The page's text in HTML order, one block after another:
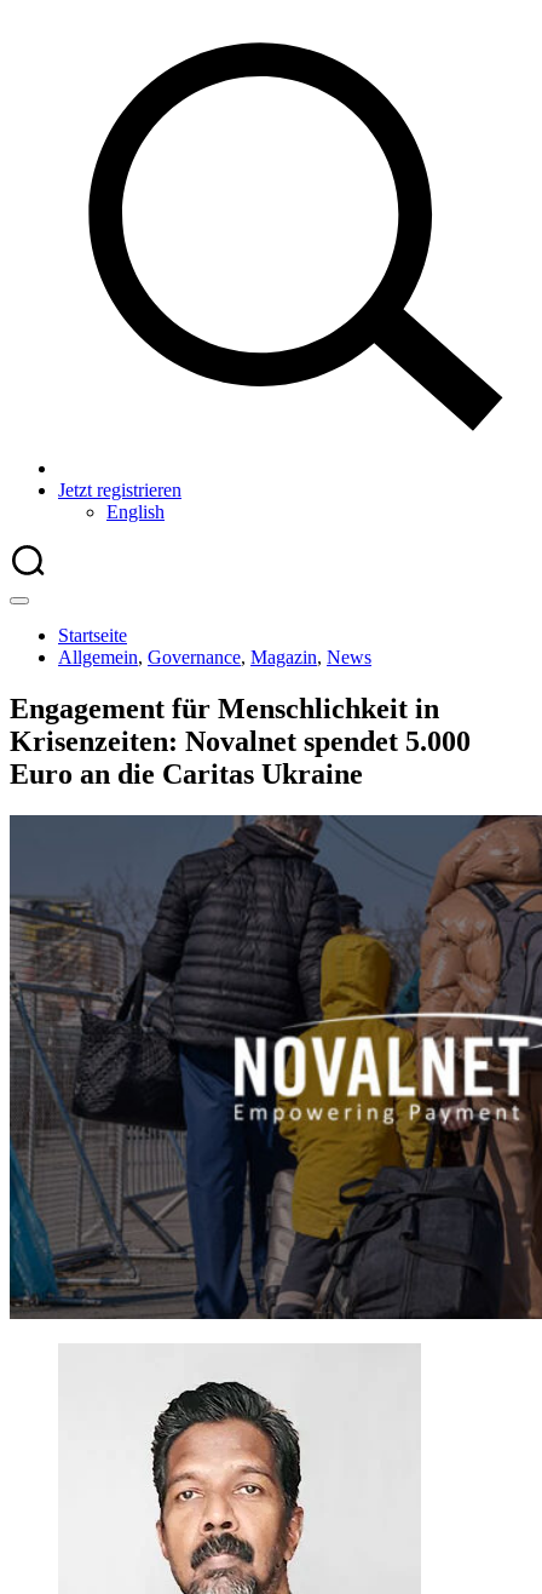
Jetzt registrieren
English
Startseite
Allgemein, Governance, Magazin, News
Engagement für Menschlichkeit in
Krisenzeiten: Novalnet spendet 5.000
Euro an die Caritas Ukraine